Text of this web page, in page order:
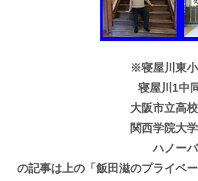
※寝屋川東
寝屋川1中
大阪市立高
関西学院大
ハノー
の記事は上の「飯田滋のプライベ